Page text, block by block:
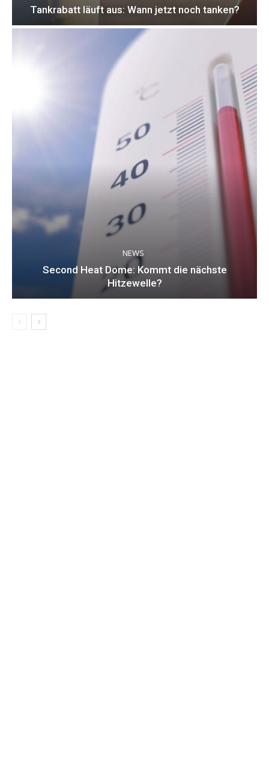
Tankrabatt läuft aus: Wann jetzt noch tanken?
NEWS
Second Heat Dome: Kommt die nächste
Hitzewelle?